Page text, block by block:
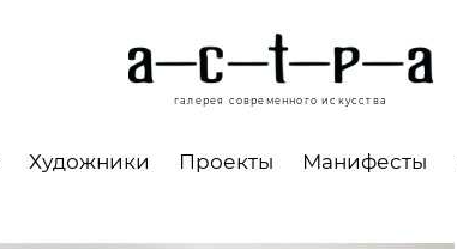
галерея современного искусства
Художники Проекты Манифесты